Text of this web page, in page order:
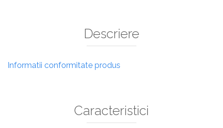
Descriere
Informatii conformitate produs
Caracteristici